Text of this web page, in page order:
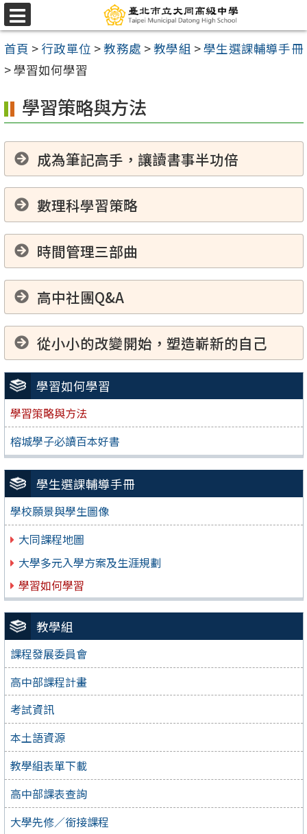
跳
至
主
要
容
區
選
單
首頁 > 行政單位 >教務處 >教學組 >學生選課輔導手冊
>學習如何學習
學習如何學習
學習策略與方法
榕城學子必讀百本好書
學生選課輔導手冊
學校願景與學生圖像
大同課程地圖
大學多元入學方案及生涯規劃
學習如何學習
教學組
課程發展委員會
高中部課程計畫
考試資訊
本土語資源
教學組表單下載
高中部課表查詢
大學先修／銜接課程
學習策略與方法
成為筆記高手，讓讀書事半功倍
數理科學習策略
時間管理三部曲
高中社團Q&A
從小小的改變開始，塑造嶄新的自己